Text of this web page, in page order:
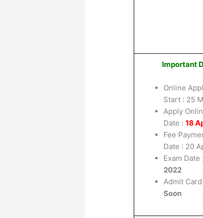
Important
Online
Start : 25
Apply
Date :18
Fee
Date : 20
Exam Date :
2022
Admit Card
Soon